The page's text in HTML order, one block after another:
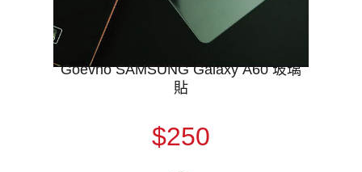
Goevno SAMSUNG Galaxy A60 玻璃
貼
$250